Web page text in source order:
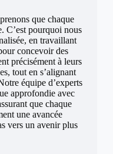
que chaque
C’est pourquoi nous
en travaillant
concevoir des
précisément à leurs
tout en s’alignant
équipe d’experts
approfondie avec
que chaque
une avancée
vers un avenir plus